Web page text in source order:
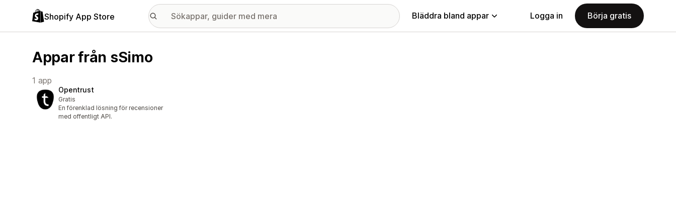
Shopify App Store Bläddra bland appar Logga in Börja gratis
Appar från sSimo
1 app
Opentrust
Gratis
En förenklad lösning för recensioner
med offentligt API.